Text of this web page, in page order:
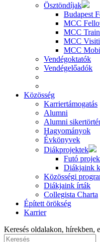
Ösztöndíjak
Budapest
MCC
MCC
MCC
MCC
Vendégoktatók
Vendégelőadók
Közösség
Karriertámogatás
Alumni
Alumni
Hagyományok
Évkönyvek
Diákprojektek
Futó
Diákjaink
Közösségi
Diákjaink írták
Collegista Charta
Épített örökség
Karrier
Keresés oldalakon, hírekben,